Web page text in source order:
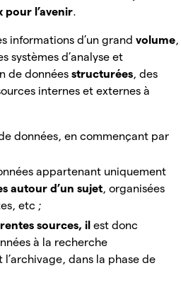
pour l’avenir.
informations d’un grandvolume,
systèmes d’analyse et
de donnéesstructurées, des
internes et externes à
données, en commençant par
appartenant uniquement
autour d’un sujet, organisées
etc ;
sources, ilest donc
à la recherche
dans la phase de